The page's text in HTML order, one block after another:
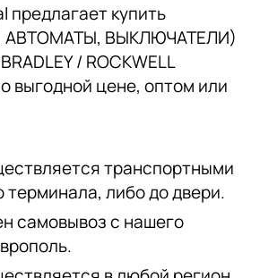
предлагает купить
АВТОМАТЫ, ВЫКЛЮЧАТЕЛИ)
/ ROCKWELL
выгодной цене, оптом или
транспортными
терминала, либо до двери.
самовывоз с нашего